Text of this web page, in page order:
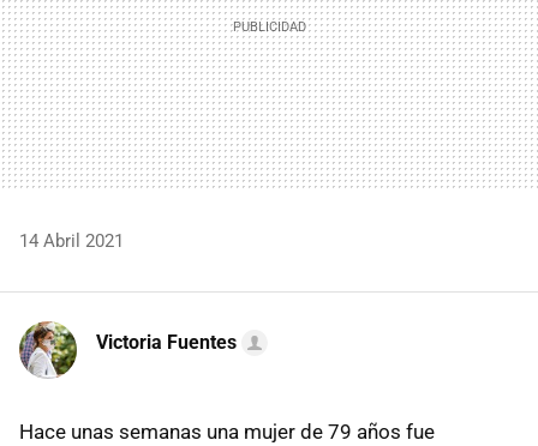
14 Abril 2021
Victoria Fuentes
Hace unas semanas una mujer de 79 años fue